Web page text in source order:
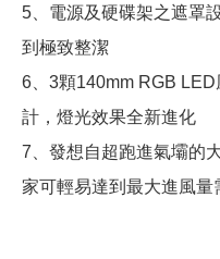
5、電源及硬碟架之遮罩
到極致整潔
6、3顆140mm RGB
計，燈光效果全新進化
7、發想自超跑進氣壩的
家可輕易達到最大進風量